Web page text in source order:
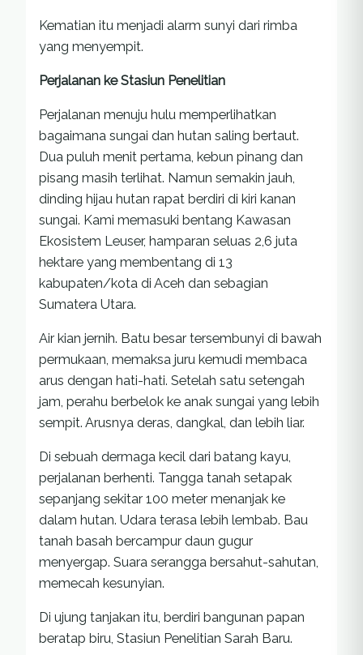
Kematian itu menjadi alarm sunyi dari rimba
yang menyempit.
Perjalanan ke Stasiun Penelitian
Perjalanan menuju hulu memperlihatkan
bagaimana sungai dan hutan saling bertaut.
Dua puluh menit pertama, kebun pinang dan
pisang masih terlihat. Namun semakin jauh,
dinding hijau hutan rapat berdiri di kiri kanan
sungai. Kami memasuki bentang Kawasan
Ekosistem Leuser, hamparan seluas 2,6 juta
hektare yang membentang di 13
kabupaten/kota di Aceh dan sebagian
Sumatera Utara.
Air kian jernih. Batu besar tersembunyi di bawah
permukaan, memaksa juru kemudi membaca
arus dengan hati-hati. Setelah satu setengah
jam, perahu berbelok ke anak sungai yang lebih
sempit. Arusnya deras, dangkal, dan lebih liar.
Di sebuah dermaga kecil dari batang kayu,
perjalanan berhenti. Tangga tanah setapak
sepanjang sekitar 100 meter menanjak ke
dalam hutan. Udara terasa lebih lembab. Bau
tanah basah bercampur daun gugur
menyergap. Suara serangga bersahut-sahutan,
memecah kesunyian.
Di ujung tanjakan itu, berdiri bangunan papan
beratap biru, Stasiun Penelitian Sarah Baru.